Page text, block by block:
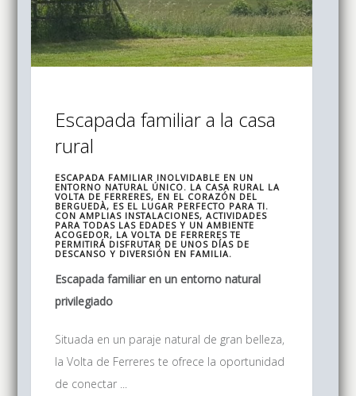
Escapada familiar a la casa
rural
ESCAPADA FAMILIAR INOLVIDABLE EN UN
ENTORNO NATURAL ÚNICO. LA CASA RURAL LA
VOLTA DE FERRERES, EN EL CORAZÓN DEL
BERGUEDÀ, ES EL LUGAR PERFECTO PARA TI.
CON AMPLIAS INSTALACIONES, ACTIVIDADES
PARA TODAS LAS EDADES Y UN AMBIENTE
ACOGEDOR, LA VOLTA DE FERRERES TE
PERMITIRÁ DISFRUTAR DE UNOS DÍAS DE
DESCANSO Y DIVERSIÓN EN FAMILIA.
Escapada familiar en un entorno natural
privilegiado
Situada en un paraje natural de gran belleza,
la Volta de Ferreres te ofrece la oportunidad
de conectar ...